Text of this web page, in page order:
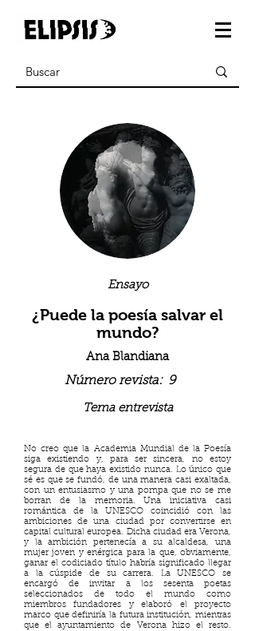
Ensayo
¿Puede la poesía salvar el
mundo?
Ana Blandiana
Número revista: 9
Tema entrevista
No creo que la Academia Mundial de la Poesía
siga existiendo y, para ser sincera, no estoy
segura de que haya existido nunca. Lo único que
sé es que se fundó, de una manera casi exaltada,
con un entusiasmo y una pompa que no se me
borran de la memoria. Una iniciativa casi
romántica de la UNESCO coincidió con las
ambiciones de una ciudad por convertirse en
capital cultural europea. Dicha ciudad era Verona,
y la ambición pertenecía a su alcaldesa, una
mujer joven y enérgica para la que, obviamente,
ganar el codiciado título habría significado llegar
a la cúspide de su carrera. La UNESCO se
encargó de invitar a los sesenta poetas
seleccionados de todo el mundo como
miembros fundadores y elaboró el proyecto
marco que definiría la futura institución, mientras
que el ayuntamiento de Verona hizo el resto.